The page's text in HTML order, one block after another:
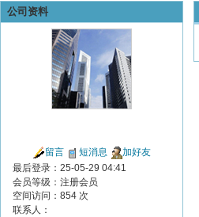
公司资料
留言 短消息
加好友
最后登录：25-05-29 04:41
会员等级：注册会员
空间访问：854 次
联系人：